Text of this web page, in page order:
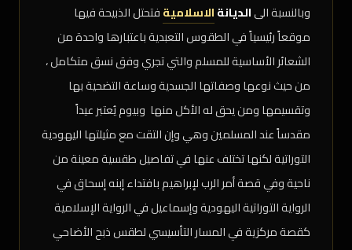
وبالنسبة الىالديانةالاسلاميةفتحتل الذبيحة فيها
موقعاً رئيسياً في الطقوس التعبدية باعتبارها واحدة من
الشعائر الأساسية للمسلم والتي تجري وفق نسق متكامل ،
من حيث نوعها وصفاتها الجسدية وساعة التضحية بها
وتقسيمها ومن يحق له الأكل منها وبيوم يُعتبر عيداً
مقدساً عند المسلمين وهي وإن التقت مع مثيلتها اليهودية
التوراتية لكنها تختلف عنها في تفاصيل طقسية معينة من
ناحية وفي قصة أمر الرب لإبراهيم بافتداء إبنه إسحاق في
الرواية التوراتية اليهودية وإسماعيل في الرواية الإسلامية
كقصة مركزية في المسار التأسيسي لطقس ذبح الأضاحي